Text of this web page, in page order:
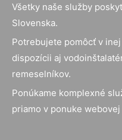
Všetky naše služby
Slovenska.
Potrebujete pomôcť v
dispozícii aj
remeselníkov.
Ponúkame komplexné
priamo v ponuke webovej